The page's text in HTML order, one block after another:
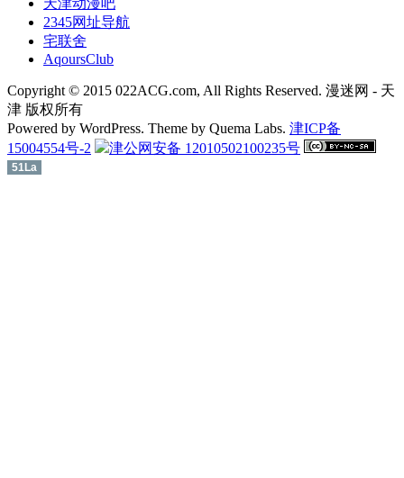
2345网址导航
宅联舍
AqoursClub
Copyright © 2015 022ACG.com, All Rights Reserved. 漫迷网 - 天
津 版权所有
Powered by WordPress. Theme by Quema Labs. 津ICP备
15004554号-2
津公网安备 12010502100235号
51La